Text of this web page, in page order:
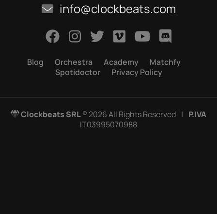
info@clockbeats.com
Blog Orchestra Academy
Matchfy
Spotidoctor
Privacy Policy
Clockbeats SRL® 2026 All Rights Reserved | P.IVA
IT03995070988